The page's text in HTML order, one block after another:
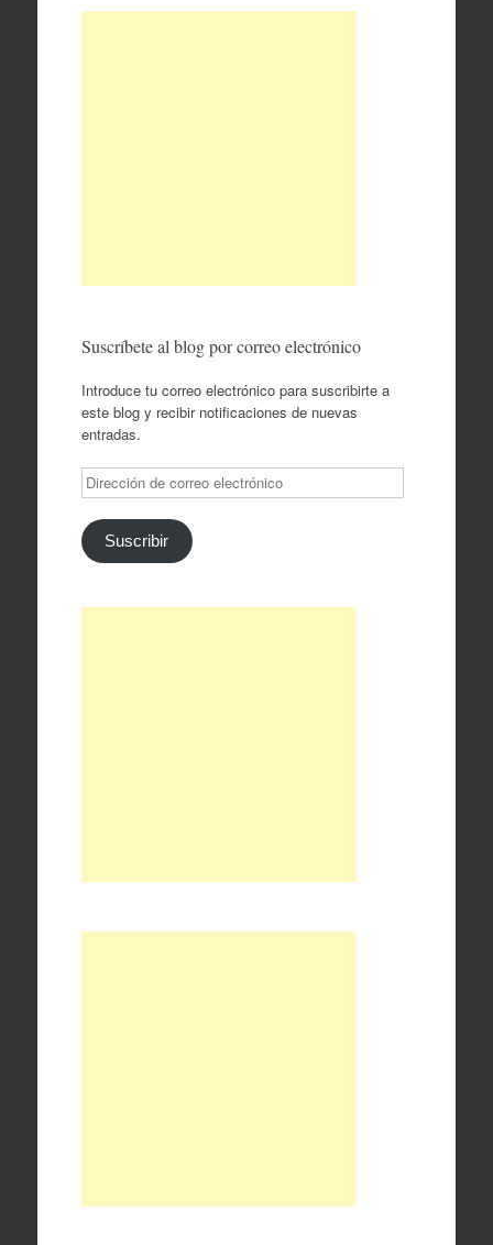
Suscríbete al blog por correo electrónico
Introduce tu correo electrónico para suscribirte a
este blog y recibir notificaciones de nuevas
entradas.
Dirección
de
correo
electrónico
Suscribir